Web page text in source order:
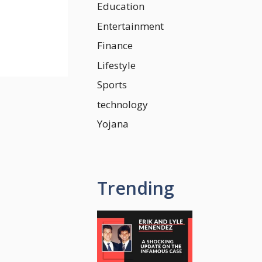
Education
Entertainment
Finance
Lifestyle
Sports
technology
Yojana
Trending